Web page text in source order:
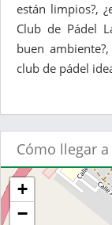
están limpios?,
Club de Pádel
buen
club de pádel
Cómo llegar
+
−